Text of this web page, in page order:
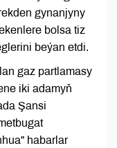
gynanjyny
bolsa tiz
beýan etdi.
gaz partlamasy
iki adamyň
Şansi
habarlar